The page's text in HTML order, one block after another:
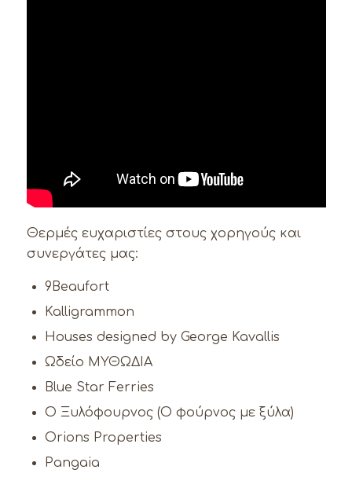
Θερμές ευχαριστίες στους χορηγούς και
συνεργάτες μας:
9Beaufort
Kalligrammon
Houses designed by George Kavallis
Ωδείο ΜΥΘΩΔΙΑ
Blue Star Ferries
Ο Ξυλόφουρνος (Ο φούρνος με ξύλα)
Orions Properties
Pangaia